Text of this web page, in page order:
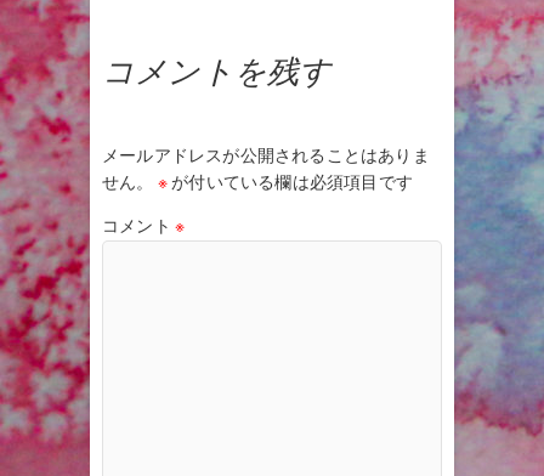
コメントを残す
メールアドレスが公開されることはありま
せん。
※が付いている欄は必須項目です
コメント ※